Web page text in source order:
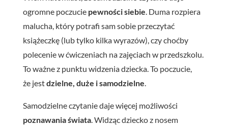
ogromne poczucie pewności siebie. Duma rozpiera
malucha, który potrafi sam sobie przeczytać
książeczkę (lub tylko kilka wyrazów), czy choćby
polecenie w ćwiczeniach na zajęciach w przedszkolu.
To ważne z punktu widzenia dziecka. To poczucie,
że jestdzielne, duże i samodzielne.
Samodzielne czytanie daje więcej możliwości
poznawania świata. Widząc dziecko z nosem